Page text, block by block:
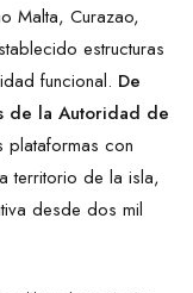
Malta, Curazao,
estructuras
funcional. De
de la Autoridad de
con
territorio de la isla,
desde dos mil